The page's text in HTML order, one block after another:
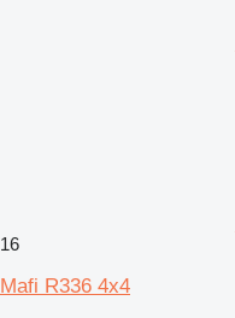
16
Mafi R336 4x4